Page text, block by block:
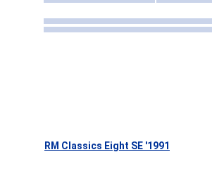
RM Classics Eight SE '1991